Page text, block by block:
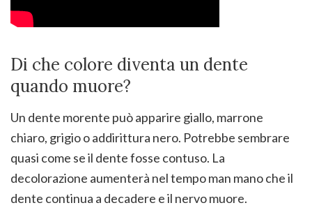
Di che colore diventa un dente
quando muore?
Un dente morente può apparire giallo, marrone
chiaro, grigio o addirittura nero. Potrebbe sembrare
quasi come se il dente fosse contuso. La
decolorazione aumenterà nel tempo man mano che il
dente continua a decadere e il nervo muore.